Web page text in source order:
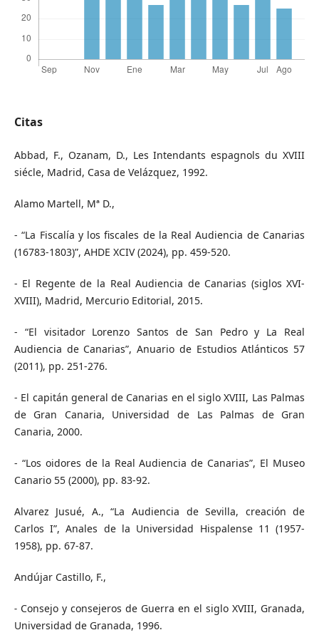
Citas
Abbad, F., Ozanam, D., Les Intendants espagnols du XVIII
siécle, Madrid, Casa de Velázquez, 1992.
Alamo Martell, Mª D.,
- “La Fiscalía y los fiscales de la Real Audiencia de Canarias
(16783-1803)”, AHDE XCIV (2024), pp. 459-520.
- El Regente de la Real Audiencia de Canarias (siglos XVI-
XVIII), Madrid, Mercurio Editorial, 2015.
- “El visitador Lorenzo Santos de San Pedro y La Real
Audiencia de Canarias”, Anuario de Estudios Atlánticos 57
(2011), pp. 251-276.
- El capitán general de Canarias en el siglo XVIII, Las Palmas
de Gran Canaria, Universidad de Las Palmas de Gran
Canaria, 2000.
- “Los oidores de la Real Audiencia de Canarias”, El Museo
Canario 55 (2000), pp. 83-92.
Alvarez Jusué, A., “La Audiencia de Sevilla, creación de
Carlos I”, Anales de la Universidad Hispalense 11 (1957-
1958), pp. 67-87.
Andújar Castillo, F.,
˗ Consejo y consejeros de Guerra en el siglo XVIII, Granada,
Universidad de Granada, 1996.